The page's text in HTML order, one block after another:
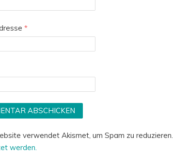
*
verwendet Akismet, um Spam zu reduzieren.
werden.